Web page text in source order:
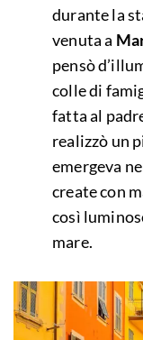
durante la
venuta a
pensò
colle di
fatta al
realizzò un
emergeva
create con
così
mare.